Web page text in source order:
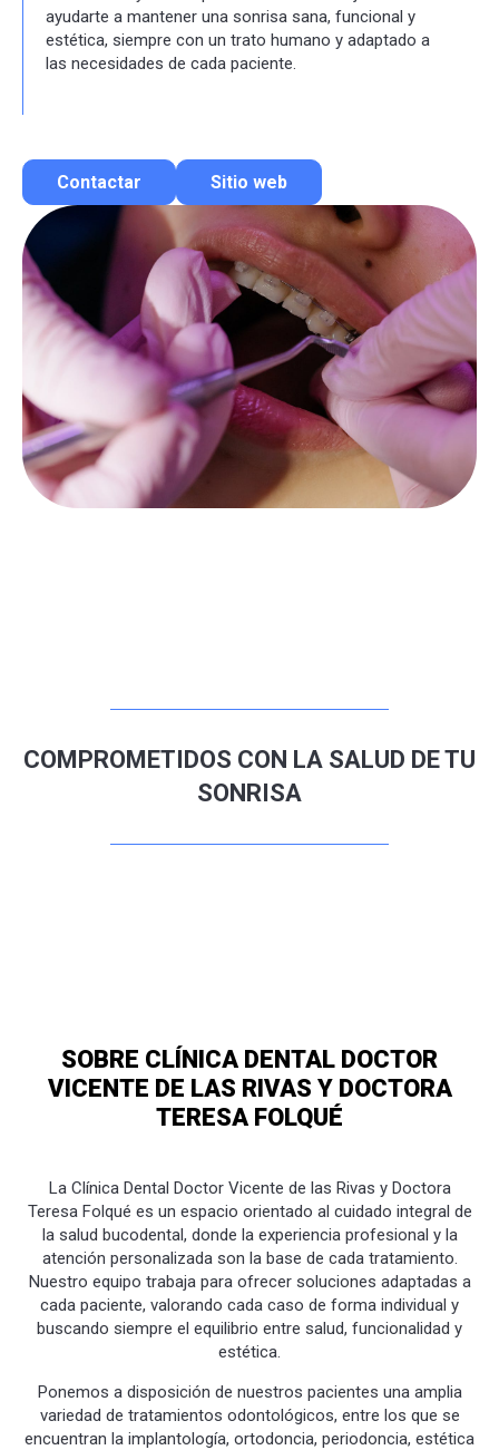
ayudarte a mantener una sonrisa sana, funcional y
estética, siempre con un trato humano y adaptado a
las necesidades de cada paciente.
Contactar
Contactar por correo
Llamar por teléfono
Contactar por Whatsapp
Sitio web
COMPROMETIDOS CON LA SALUD DE TU
SONRISA
SOBRE CLÍNICA DENTAL DOCTOR
VICENTE DE LAS RIVAS Y DOCTORA
TERESA FOLQUÉ
La Clínica Dental Doctor Vicente de las Rivas y Doctora
Teresa Folqué es un espacio orientado al cuidado integral de
la salud bucodental, donde la experiencia profesional y la
atención personalizada son la base de cada tratamiento.
Nuestro equipo trabaja para ofrecer soluciones adaptadas a
cada paciente, valorando cada caso de forma individual y
buscando siempre el equilibrio entre salud, funcionalidad y
estética.
Ponemos a disposición de nuestros pacientes una amplia
variedad de tratamientos odontológicos, entre los que se
encuentran la implantología, ortodoncia, periodoncia, estética